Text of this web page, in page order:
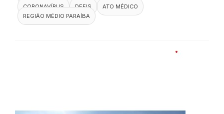
CORONAVÍRUS
DEFIS
ATO MÉDICO
REGIÃO MÉDIO PARAÍBA